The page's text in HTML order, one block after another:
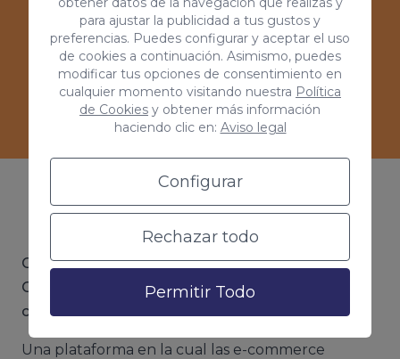
para ajustar la publicidad a tus gustos y
preferencias. Puedes configurar y aceptar el uso
de cookies a continuación. Asimismo, puedes
modificar tus opciones de consentimiento en
cualquier momento visitando nuestra Política
de Cookies y obtener más información
haciendo clic en: Aviso legal
Configurar
Rechazar todo
Permitir Todo
Ver casos de éxitos
¿Qué es Google Shopping?
Google Shopping es el servicio que ofrece
Google que permite a los usuarios buscar y
comparar productos en línea
Una plataforma en la cual las e-commerce